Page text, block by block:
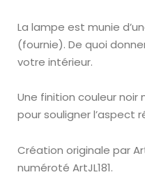
La lampe est munie
(fournie). De quoi
votre intérieur.
Une finition couleurnoir
pour souligner l’aspect
Création originale par
numéroté ArtJL181.